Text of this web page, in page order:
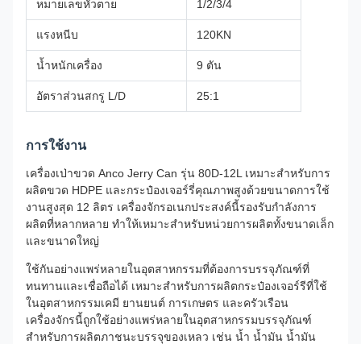
หมายเลขหัวตาย 1/2/3/4
แรงหนีบ 120KN
น้ำหนักเครื่อง 9 ตัน
อัตราส่วนสกรู L/D 25:1
การใช้งาน
เครื่องเป่าขวด Anco Jerry Can รุ่น 80D-12L เหมาะสำหรับการ
ผลิตขวด HDPE และกระป๋องเจอร์รี่คุณภาพสูงด้วยขนาดการใช้
งานสูงสุด 12 ลิตร เครื่องจักรอเนกประสงค์นี้รองรับกำลังการ
ผลิตที่หลากหลาย ทำให้เหมาะสำหรับหน่วยการผลิตทั้งขนาดเล็ก
และขนาดใหญ่
ใช้กันอย่างแพร่หลายในอุตสาหกรรมที่ต้องการบรรจุภัณฑ์ที่
ทนทานและเชื่อถือได้ เหมาะสำหรับการผลิตกระป๋องเจอร์รีที่ใช้
ในอุตสาหกรรมเคมี ยานยนต์ การเกษตร และครัวเรือน
เครื่องจักรนี้ถูกใช้อย่างแพร่หลายในอุตสาหกรรมบรรจุภัณฑ์
สำหรับการผลิตภาชนะบรรจุของเหลว เช่น น้ำ น้ำมัน น้ำมัน